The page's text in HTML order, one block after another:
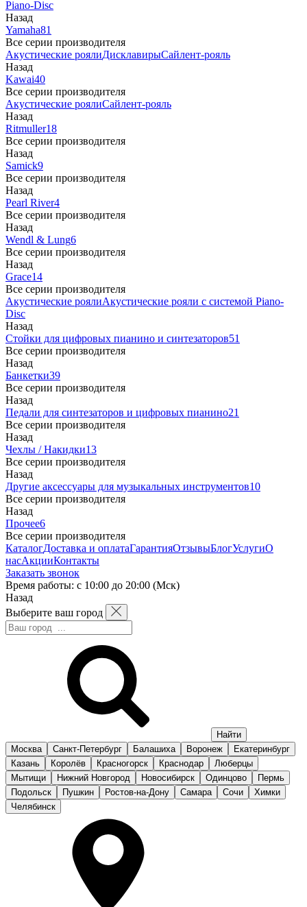
Piano-Disc
Назад
Yamaha81
Все серии производителя
Акустические роялиДисклавирыСайлент-рояль
Назад
Kawai40
Все серии производителя
Акустические роялиСайлент-рояль
Назад
Ritmuller18
Все серии производителя
Назад
Samick9
Все серии производителя
Назад
Pearl River4
Все серии производителя
Назад
Wendl & Lung6
Все серии производителя
Назад
Grace14
Все серии производителя
Акустические роялиАкустические рояли с системой Piano-
Disc
Назад
Стойки для цифровых пианино и синтезаторов51
Все серии производителя
Назад
Банкетки39
Все серии производителя
Назад
Педали для синтезаторов и цифровых пианино21
Все серии производителя
Назад
Чехлы / Накидки13
Все серии производителя
Назад
Другие аксессуары для музыкальных инструментов10
Все серии производителя
Назад
Прочее6
Все серии производителя
КаталогДоставка и оплатаГарантияОтзывыБлогУслугиО
насАкцииКонтакты
Заказать звонок
Время работы: с 10:00 до 20:00 (Мск)
Назад
Выберите ваш город
Москва Санкт-Петербург Балашиха Воронеж
Екатеринбург
Казань
Королёв Красногорск Краснодар
Люберцы
Мытищи
Нижний Новгород Новосибирск Одинцово
Пермь
Подольск
Пушкин Ростов-на-Дону Самара Сочи
Химки
Челябинск